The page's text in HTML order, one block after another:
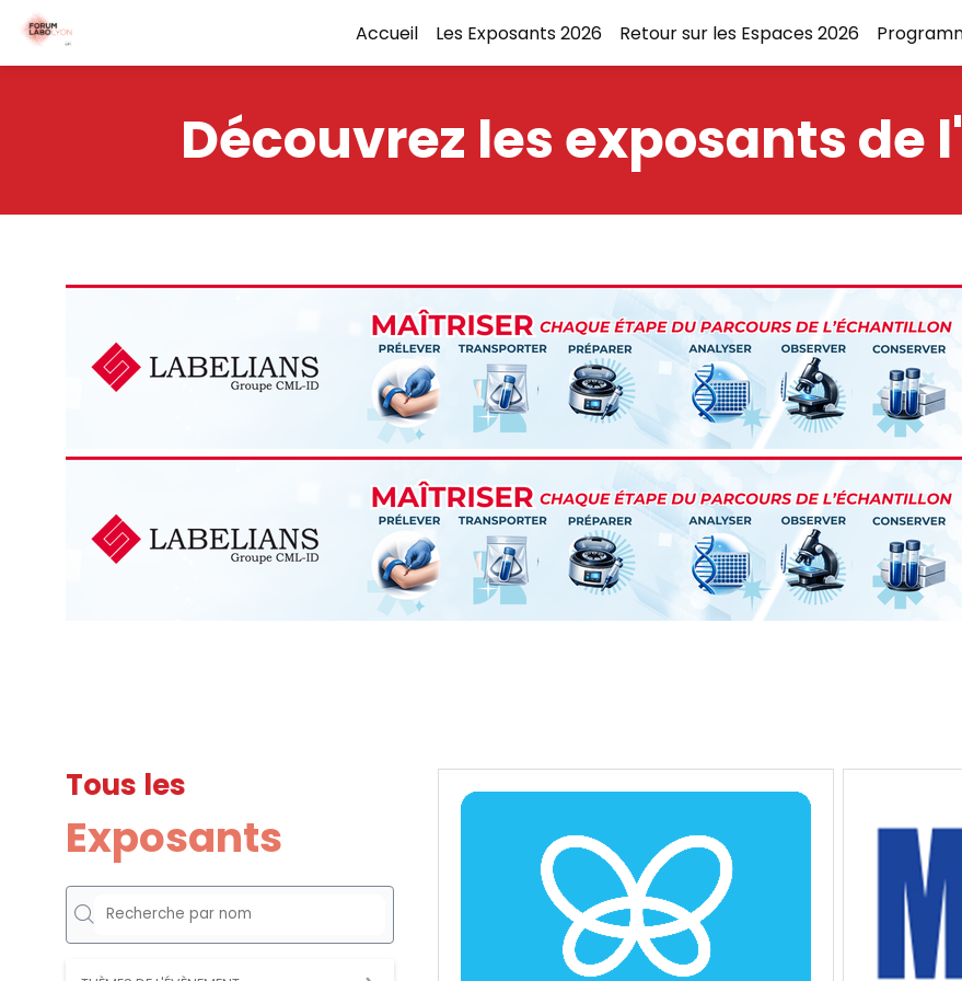
Accueil Les Exposants 2026 Retour sur les Espaces 2026
Découvrez les exposants de
Tous les
Exposants